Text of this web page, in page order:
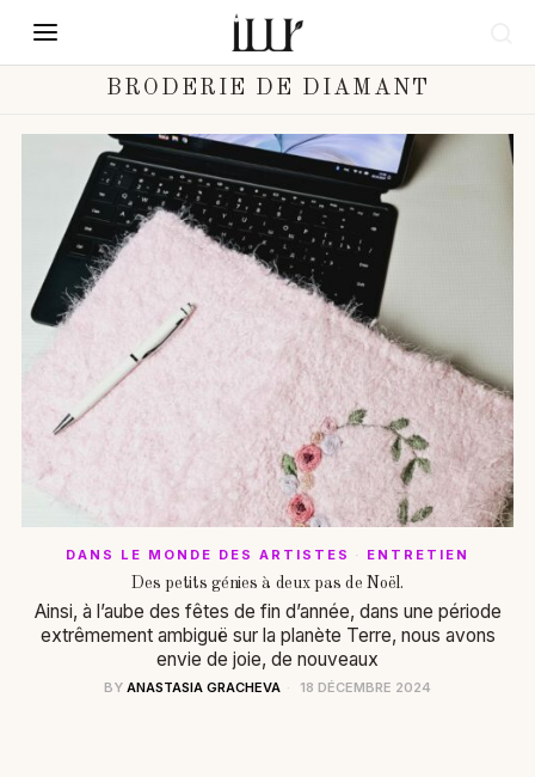
BRODERIE DE DIAMANT
DANS LE MONDE DES ARTISTES ·
ENTRETIEN
Des petits génies à deux pas de Noël.
Ainsi, à l’aube des fêtes de fin d’année, dans une période
extrêmement ambiguë sur la planète Terre, nous avons
envie de joie, de nouveaux
BY ANASTASIA GRACHEVA 18 DÉCEMBRE 2024